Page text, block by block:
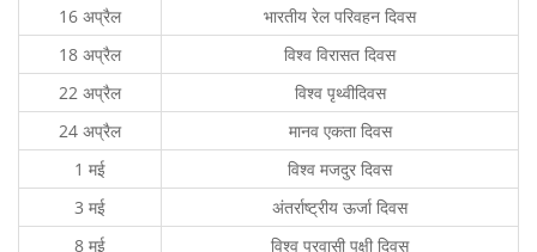
16 अप्रैल
भारतीय रेल परिवहन दिवस
18 अप्रैल
विश्व विरासत दिवस
22 अप्रैल
विश्व पृथ्वीदिवस
24 अप्रैल
मानव एकता दिवस
1 मई
विश्व मजदुर दिवस
3 मई
अंतर्राष्ट्रीय ऊर्जा दिवस
8 मई
विश्व प्रवासी पक्षी दिवस